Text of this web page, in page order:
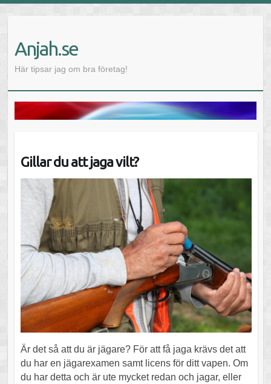
Anjah.se
Här tipsar jag om bra företag!
Gillar du att jaga vilt?
Är det så att du är jägare? För att få jaga krävs det att
du har en jägarexamen samt licens för ditt vapen. Om
du har detta och är ute mycket redan och jagar, eller